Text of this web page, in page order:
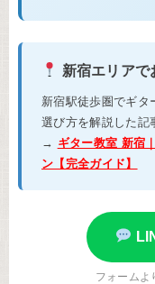
新宿エリア
新宿駅徒歩圏でギタ
選び方を解説した記
→ ギター教室 新宿
ン【完全ガイド】
フォームよ